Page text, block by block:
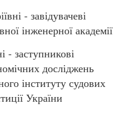
- завідувачеві
інженерної академії
заступникові
досліджень
інституту судових
України